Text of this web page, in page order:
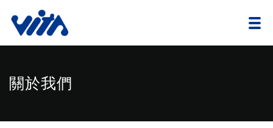
關於我們